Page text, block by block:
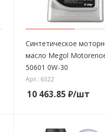
Синтетическое
масло Megol
50601 0W-30
Арт.: 6322
10 463.85 ₽/шт